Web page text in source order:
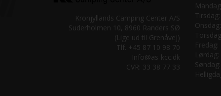
Kronjyllands Camping Center A/S
Suderholmen 10, 8960 Randers SØ
(Lige ud til Grenåvej)
Tlf. +45 87 10 98 70
Info@as-kcc.dk
CVR: 33 38 77 33
Mandag:
Tirsdag:
Onsdag:
Torsdag:
Fredag:
Lørdag:
Søndag: